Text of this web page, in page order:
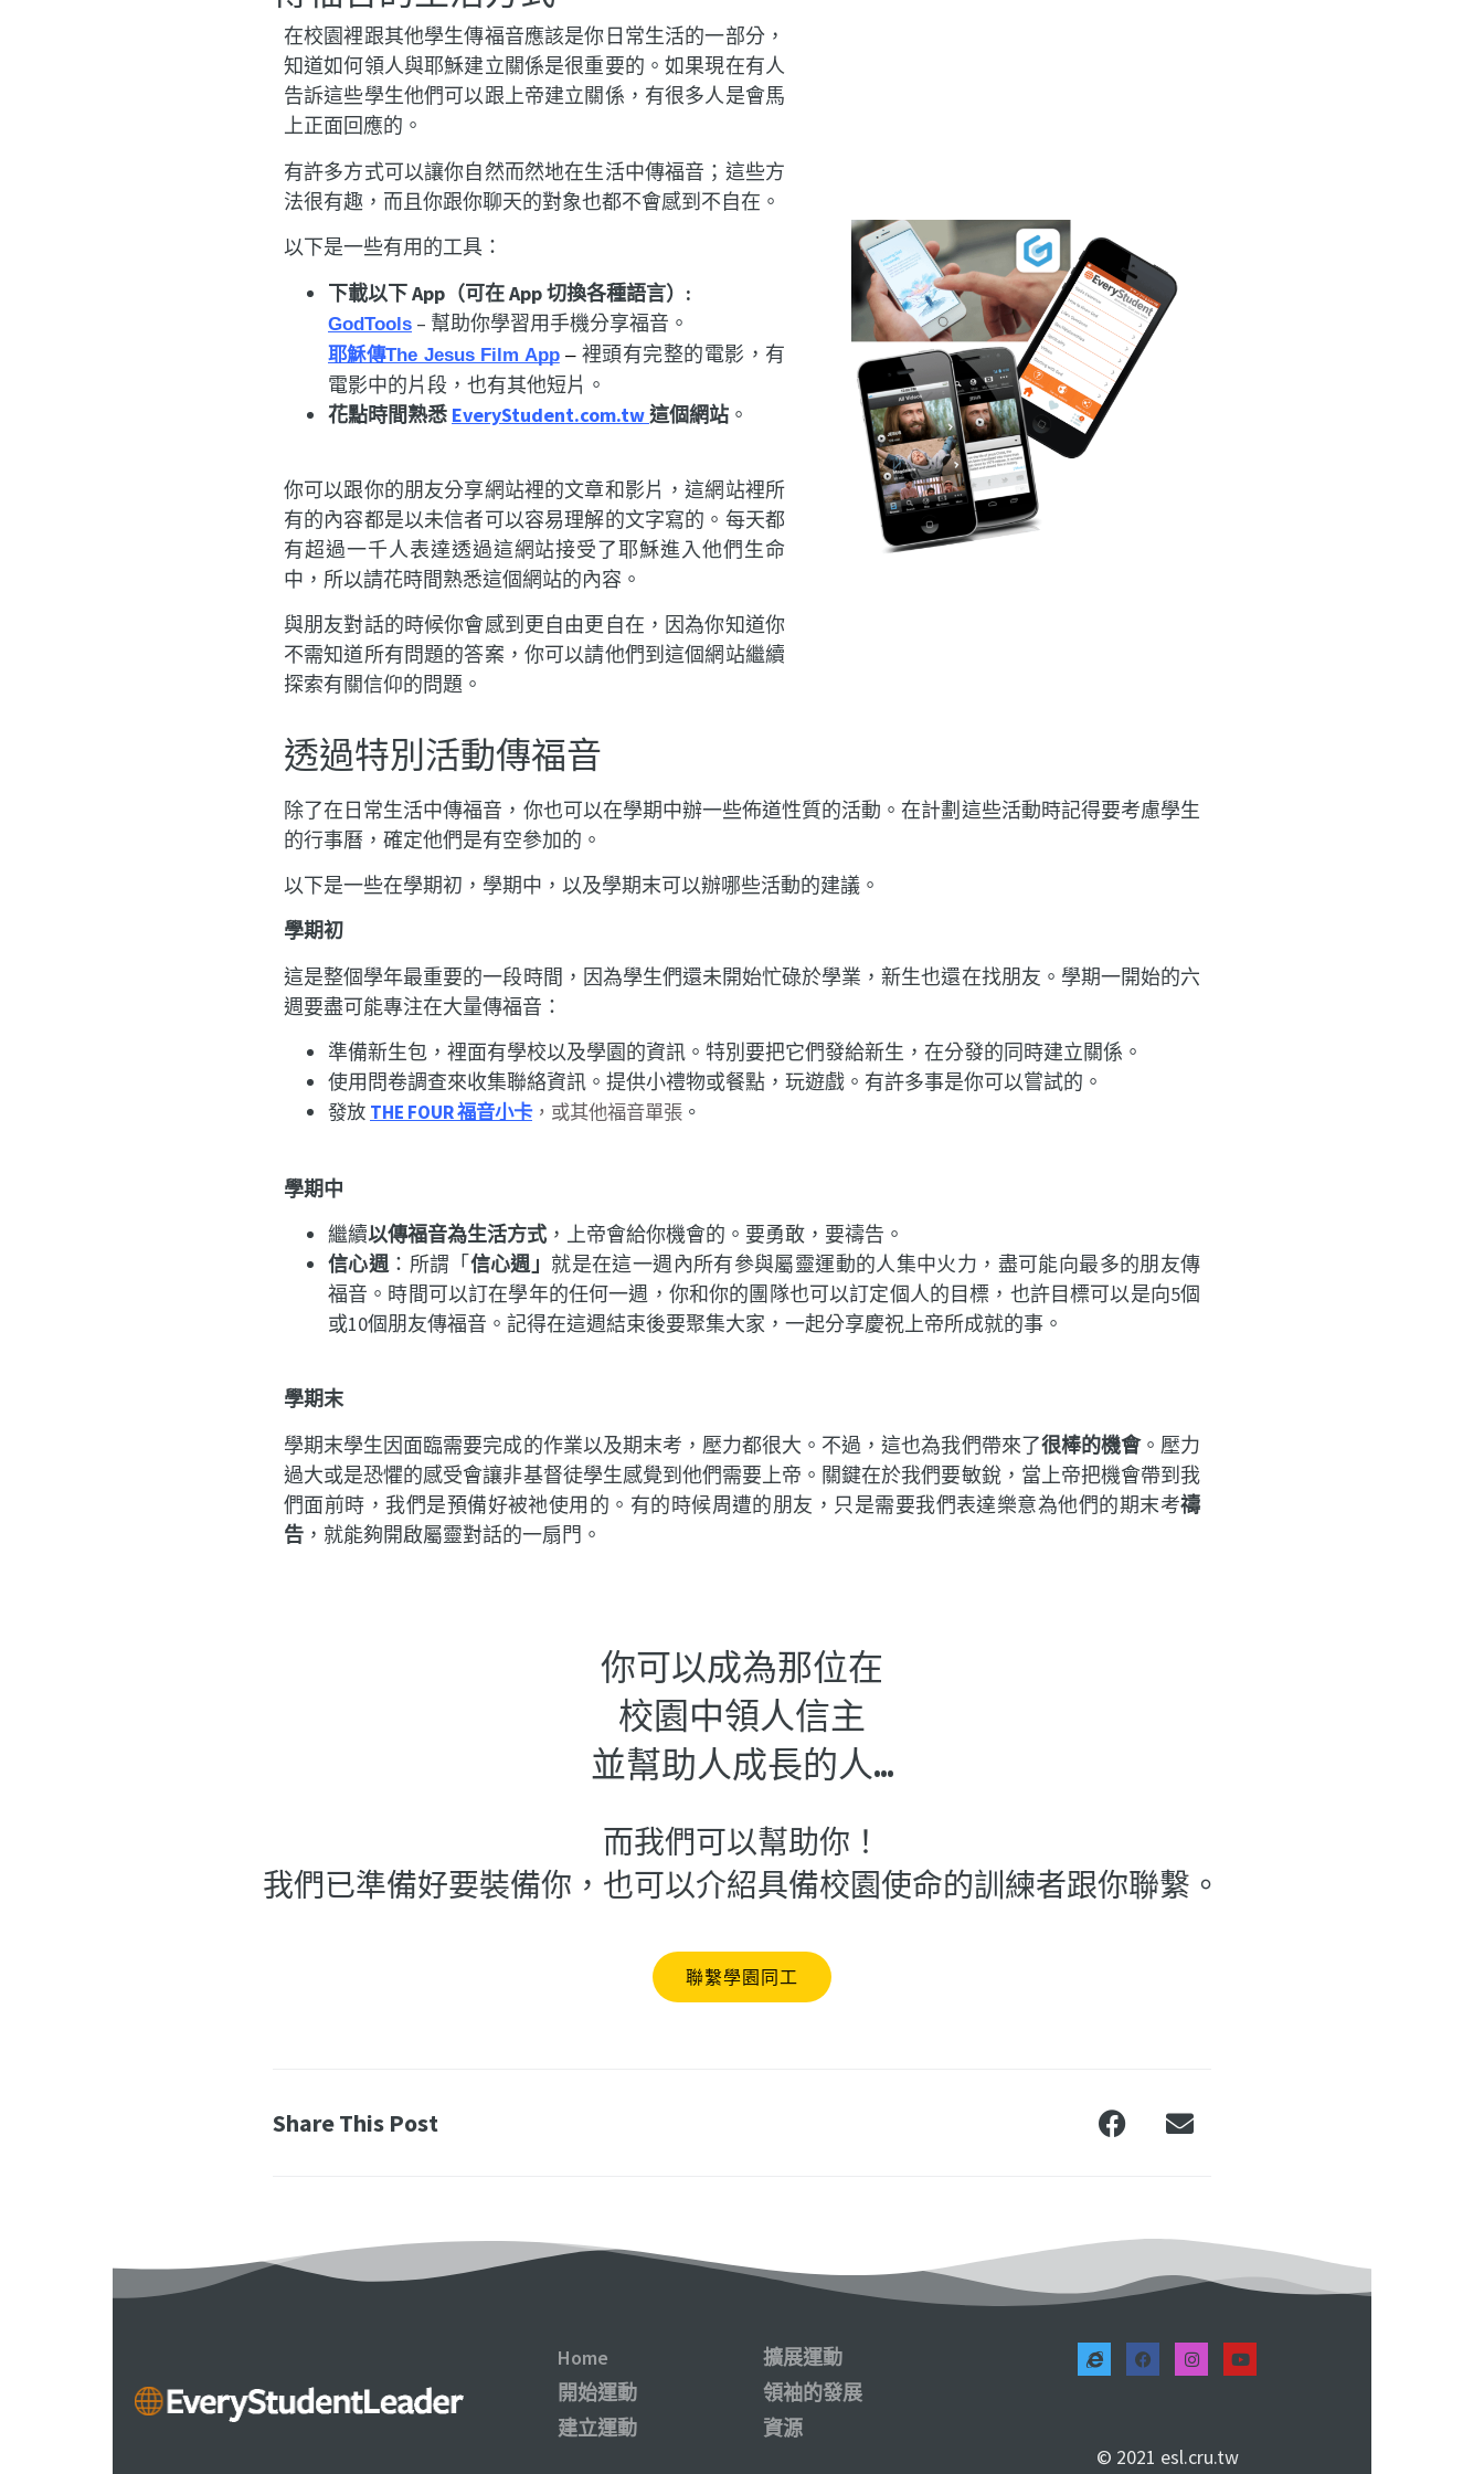
在校園裡跟其他學生傳福音應該是你日常生活的一部分，
知道如何領人與耶穌建立關係是很重要的。如果現在有人
告訴這些學生他們可以跟上帝建立關係，有很多人是會馬
上正面回應的。
有許多方式可以讓你自然而然地在生活中傳福音；這些方
法很有趣，而且你跟你聊天的對象也都不會感到不自在。
以下是一些有用的工具：
下載以下 App（可在 App 切換各種語言）:
GodTools – 幫助你學習用手機分享福音。
耶穌傳The Jesus Film App – 裡頭有完整的電影，有
電影中的片段，也有其他短片。
花點時間熟悉 EveryStudent.com.tw這個網站 。
你可以跟你的朋友分享網站裡的文章和影片，這網站裡所
有的內容都是以未信者可以容易理解的文字寫的。每天都
有超過一千人表達透過這網站接受了耶穌進入他們生命
中，所以請花時間熟悉這個網站的內容。
與朋友對話的時候你會感到更自由更自在，因為你知道你
不需知道所有問題的答案，你可以請他們到這個網站繼續
探索有關信仰的問題。
透過特別活動傳福音
除了在日常生活中傳福音，你也可以在學期中辦一些佈道性質的活動。在計劃這些活動時記得要考慮學生
的行事曆，確定他們是有空參加的。
以下是一些在學期初，學期中，以及學期末可以辦哪些活動的建議。
學期初
這是整個學年最重要的一段時間，因為學生們還未開始忙碌於學業，新生也還在找朋友。學期一開始的六
週要盡可能專注在大量傳福音：
準備新生包 ，裡面有學校以及學園的資訊。特別要把它們發給新生，在分發的同時建立關係。
使用問卷調查來收集聯絡資訊。提供小禮物或餐點，玩遊戲。有許多事是你可以嘗試的。
發放 THE FOUR 福音小卡，或其他福音單張 。
學期中
繼續以傳福音為生活方式 ，上帝會給你機會的。要勇敢，要禱告。
信心週：所謂「信心週」 就是在這一週內所有參與屬靈運動的人集中火力，盡可能向最多的朋友傳
福音。時間可以訂在學年的任何一週，你和你的團隊也可以訂定個人的目標，也許目標可以是向5個
或10個朋友傳福音。記得在這週結束後要聚集大家，一起分享慶祝上帝所成就的事。
學期末
學期末學生因面臨需要完成的作業以及期末考，壓力都很大。不過，這也為我們帶來了很棒的機會。壓力
過大或是恐懼的感受會讓非基督徒學生感覺到他們需要上帝。關鍵在於我們要敏銳，當上帝把機會帶到我
們面前時，我們是預備好被祂使用的。有的時候周遭的朋友，只是需要我們表達樂意為他們的期末考禱
告 ，就能夠開啟屬靈對話的一扇門。
你可以成為那位在
校園中領人信主
並幫助人成長的人...
而我們可以幫助你！
我們已準備好要裝備你，也可以介紹具備校園使命的訓練者跟你聯繫。
聯繫學園同工
Share This Post
Home
開始運動
建立運動
擴展運動
領袖的發展
資源
© 2021 esl.cru.tw